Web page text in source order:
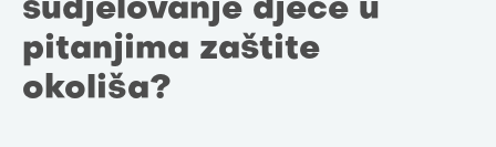
sudjelovanje djece u
pitanjima zaštite
okoliša?